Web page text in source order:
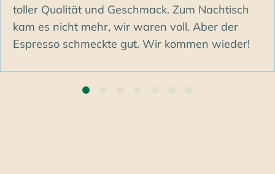
toller Qualität und Geschmack. Zum Nachtisch
kam es nicht mehr, wir waren voll. Aber der
Espresso schmeckte gut. Wir kommen wieder!